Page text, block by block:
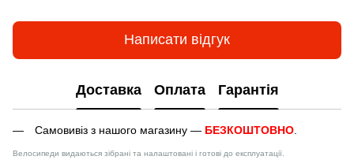
Написати відгук
Доставка Оплата Гарантія
Самовивіз з нашого магазину — БЕЗКОШТОВНО
Велосипеди видаються зібрані та налаштовані і готові до експлуатації.